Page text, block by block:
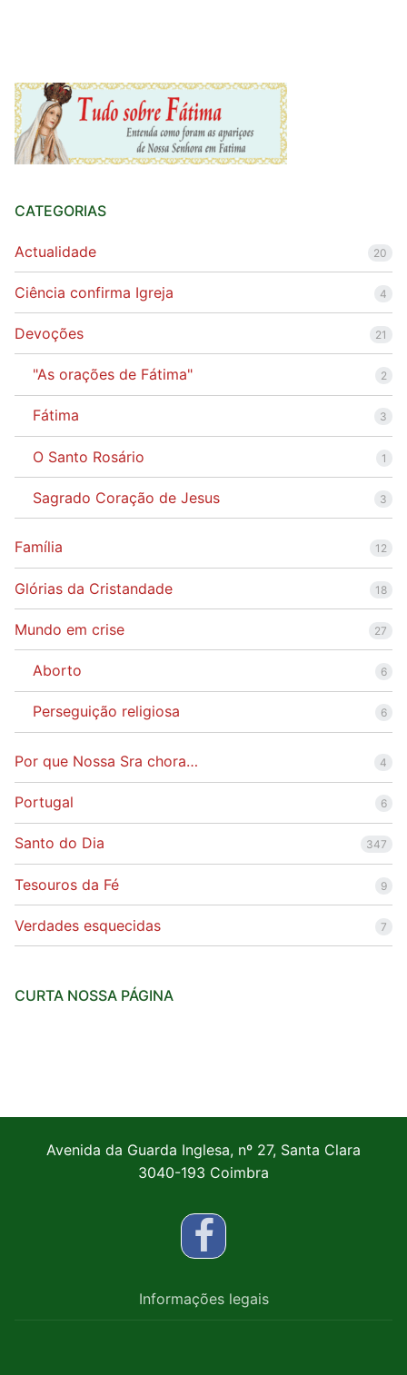
CATEGORIAS
Actualidade 20
Ciência confirma Igreja 4
Devoções 21
"As orações de Fátima" 2
Fátima 3
O Santo Rosário 1
Sagrado Coração de Jesus 3
Família 12
Glórias da Cristandade 18
Mundo em crise 27
Aborto 6
Perseguição religiosa 6
Por que Nossa Sra chora… 4
Portugal 6
Santo do Dia 347
Tesouros da Fé 9
Verdades esquecidas 7
CURTA NOSSA PÁGINA
Avenida da Guarda Inglesa, nº 27, Santa Clara
3040-193 Coimbra
Informações legais